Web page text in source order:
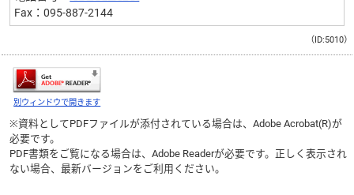
Fax：095-887-2144
（ID:5010）
別ウィンドウで開きます
※資料としてPDFファイルが添付されている場合は、Adobe Acrobat(R)が
必要です。
PDF書類をご覧になる場合は、Adobe Readerが必要です。正しく表示され
ない場合、最新バージョンをご利用ください。